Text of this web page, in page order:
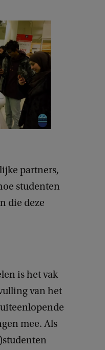
partners,
studenten
die deze
is het vak
van het
mee. Als